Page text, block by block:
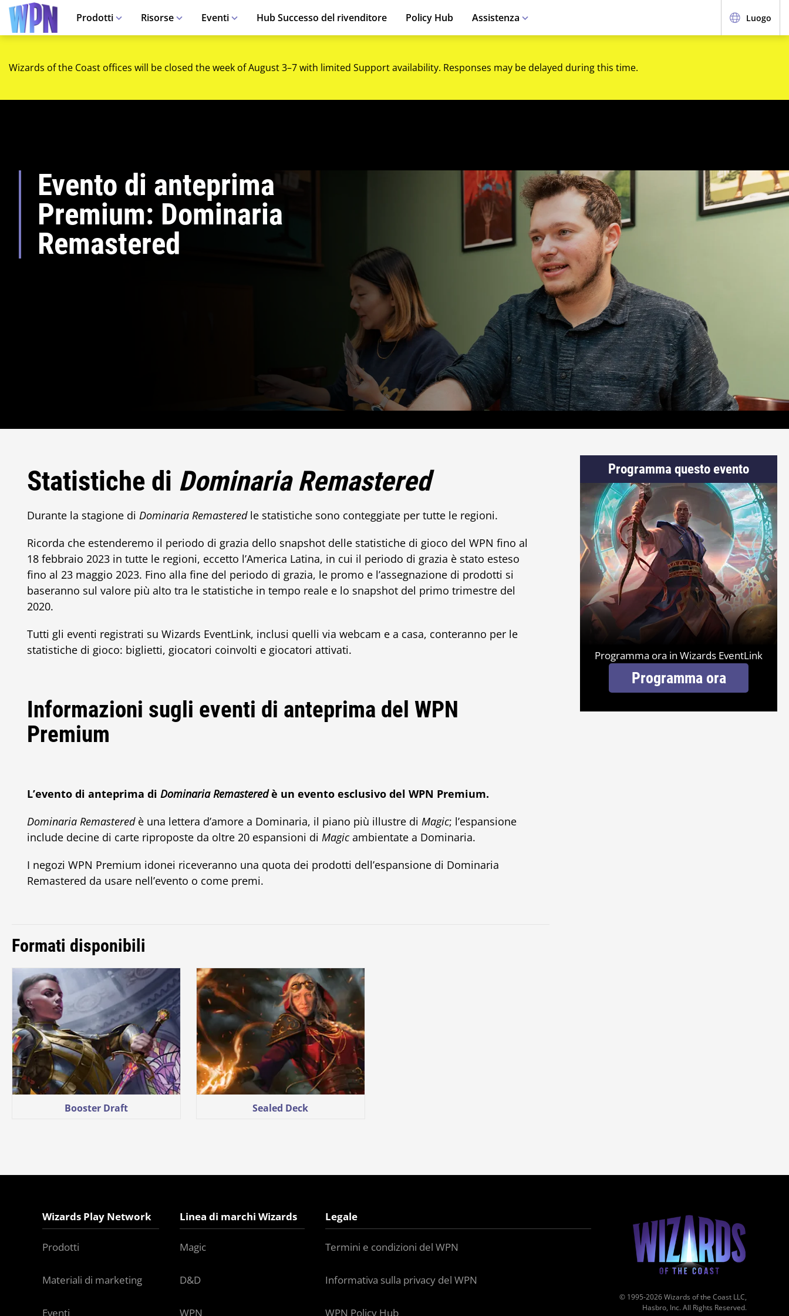
Prodotti Risorse Eventi Hub Successo del rivenditore Policy Hub Assistenza Luogo
Wizards of the Coast offices will be closed the week of August 3–7 with limited Support availability. Responses may be delayed during this time.
Evento di anteprima
Premium: Dominaria
Remastered
Statistiche di Dominaria Remastered
Durante la stagione di Dominaria Remasteredle statistiche sono conteggiate per tutte le regioni.
Ricorda che estenderemo il periodo di grazia dello snapshot delle statistiche di gioco del WPN fino al
18 febbraio 2023 in tutte le regioni, eccetto l’America Latina, in cui il periodo di grazia è stato esteso
fino al 23 maggio 2023. Fino alla fine del periodo di grazia, le promo e l’assegnazione di prodotti si
baseranno sul valore più alto tra le statistiche in tempo reale e lo snapshot del primo trimestre del
2020.
Tutti gli eventi registrati su Wizards EventLink, inclusi quelli via webcam e a casa, conteranno per le
statistiche di gioco: biglietti, giocatori coinvolti e giocatori attivati.
Informazioni sugli eventi di anteprima del WPN
Premium
L’evento di anteprima di Dominaria Remasteredè un evento esclusivo del WPN Premium.
Dominaria Remasteredè una lettera d’amore a Dominaria, il piano più illustre di Magic; l’espansione
include decine di carte riproposte da oltre 20 espansioni di Magicambientate a Dominaria.
I negozi WPN Premium idonei riceveranno una quota dei prodotti dell’espansione di Dominaria
Remastered da usare nell’evento o come premi.
Formati disponibili
Booster Draft Sealed Deck
Programma questo evento
Programma ora in Wizards EventLink
Programma ora
Wizards Play Network
Prodotti
Materiali di marketing
Eventi
Linea di marchi Wizards
Magic
D&D
WPN
Legale
Termini e condizioni del WPN
Informativa sulla privacy del WPN
WPN Policy Hub
© 1995-2026 Wizards of the Coast LLC,
Hasbro, Inc. All Rights Reserved.